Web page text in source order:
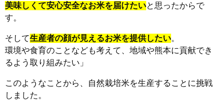
美味しくて安心安全なお米を届けたいと思ったからで
す。
そして生産者の顔が見えるお米を提供したい。
環境や食育のことなども考えて、地域や熊本に貢献でき
るよう取り組みたい」
このようなことから、自然栽培米を生産することに挑戦
しました。